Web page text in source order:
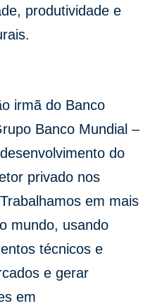
produtividade e
irmã do Banco
Banco Mundial –
do
privado nos
em mais
mundo, usando
técnicos e
e gerar
em